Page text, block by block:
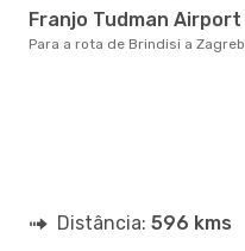
Franjo Tudman Airport
Para a rota de Brindisi a Zagreb
Distância: 596 kms